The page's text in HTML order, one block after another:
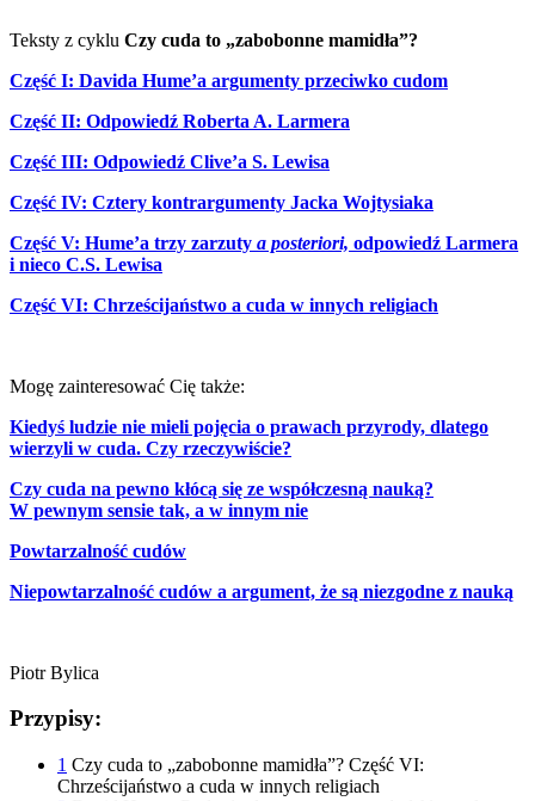
Teksty z cyklu Czy cuda to „zabobonne mamidła”?
Część I: Davida Hume’a argumenty przeciwko cudom
Część II: Odpowiedź Roberta A. Larmera
Część III: Odpowiedź Clive’a S. Lewisa
Część IV: Cztery kontrargumenty Jacka Wojtysiaka
Część V: Hume’a trzy zarzuty a posteriori, odpowiedź Larmera
i nieco C.S. Lewisa
Część VI: Chrześcijaństwo a cuda w innych religiach
Mogę zainteresować Cię także:
Kiedyś ludzie nie mieli pojęcia o prawach przyrody, dlatego
wierzyli w cuda. Czy rzeczywiście?
Czy cuda na pewno kłócą się ze współczesną nauką?
W pewnym sensie tak, a w innym nie
Powtarzalność cudów
Niepowtarzalność cudów a argument, że są niezgodne z nauką
Piotr Bylica
Przypisy:
1 Czy cuda to „zabobonne mamidła”? Część VI:
Chrześcijaństwo a cuda w innych religiach